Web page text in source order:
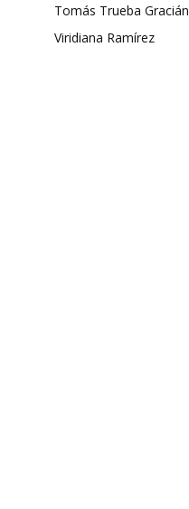
Tomás Trueba Gracián
Viridiana Ramírez